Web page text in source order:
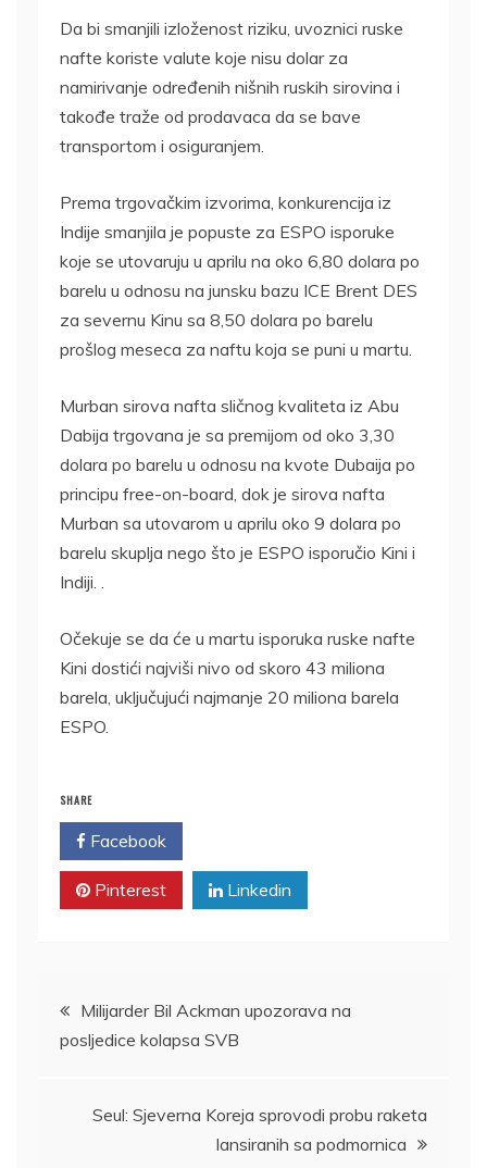
Da bi smanjili izloženost riziku, uvoznici ruske
nafte koriste valute koje nisu dolar za
namirivanje određenih nišnih ruskih sirovina i
takođe traže od prodavaca da se bave
transportom i osiguranjem.
Prema trgovačkim izvorima, konkurencija iz
Indije smanjila je popuste za ESPO isporuke
koje se utovaruju u aprilu na oko 6,80 dolara po
barelu u odnosu na junsku bazu ICE Brent DES
za severnu Kinu sa 8,50 dolara po barelu
prošlog meseca za naftu koja se puni u martu.
Murban sirova nafta sličnog kvaliteta iz Abu
Dabija trgovana je sa premijom od oko 3,30
dolara po barelu u odnosu na kvote Dubaija po
principu free-on-board, dok je sirova nafta
Murban sa utovarom u aprilu oko 9 dolara po
barelu skuplja nego što je ESPO isporučio Kini i
Indiji. .
Očekuje se da će u martu isporuka ruske nafte
Kini dostići najviši nivo od skoro 43 miliona
barela, uključujući najmanje 20 miliona barela
ESPO.
SHARE
Facebook
Pinterest Linkedin
Kretanje
članka
Milijarder Bil Ackman upozorava na
posljedice kolapsa SVB
Seul: Sjeverna Koreja sprovodi probu raketa
lansiranih sa podmornica